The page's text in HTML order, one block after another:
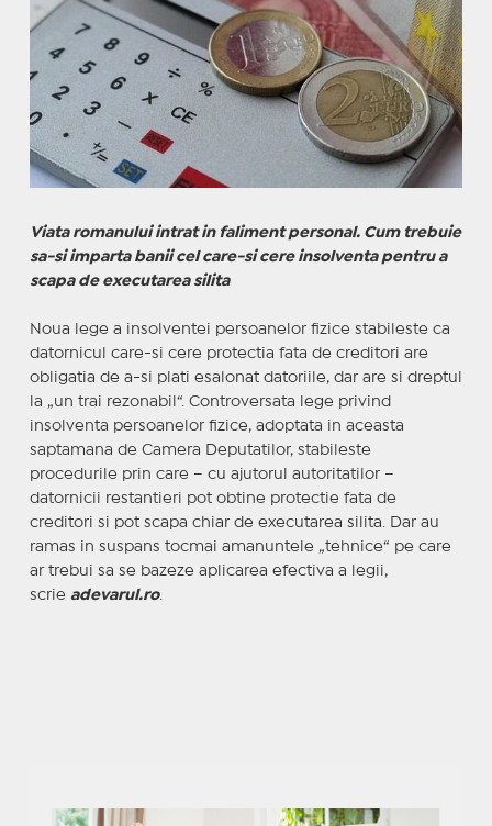
Viata romanului intrat in faliment personal. Cum trebuie
sa-si imparta banii cel care-si cere insolventa pentru a
scapa de executarea silita
Noua lege a insolventei persoanelor fizice stabileste ca
datornicul care-si cere protectia fata de creditori are
obligatia de a-si plati esalonat datoriile, dar are si dreptul
la „un trai rezonabil“. Controversata lege privind
insolventa persoanelor fizice, adoptata in aceasta
saptamana de Camera Deputatilor, stabileste
procedurile prin care – cu ajutorul autoritatilor –
datornicii restantieri pot obtine protectie fata de
creditori si pot scapa chiar de executarea silita. Dar au
ramas in suspans tocmai amanuntele „tehnice“ pe care
ar trebui sa se bazeze aplicarea efectiva a legii,
scrie adevarul.ro.